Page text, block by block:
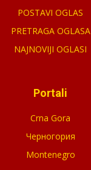
POSTAVI OGLAS
PRETRAGA OGLASA
NAJNOVIJI OGLASI
Portali
Crna Gora
Черногория
Montenegro